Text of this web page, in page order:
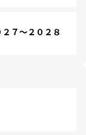
７～２０２８